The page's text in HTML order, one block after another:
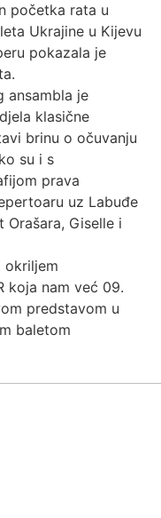
početka rata u
Ukrajine u Kijevu
pokazala je
ansambla je
klasične
brinu o očuvanju
su i s
prava
uz Labuđe
Giselle i
okriljem
koja nam već 09.
predstavom u
baletom